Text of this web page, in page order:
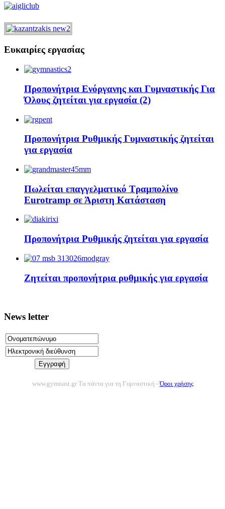
Ευκαιρίες εργασίας
Προπονήτρια Ενόργανης και Γυμναστικής Για
Όλους ζητείται για εργασία (2)
Προπονήτρια Ρυθμικής Γυμναστικής ζητείται
για εργασία
Πωλείται επαγγελματικό Τραμπολίνο
Eurotramp σε Άριστη Κατάσταση
Προπονήτρια Ρυθμικής ζητείται για εργασία
Ζητείται προπονήτρια ρυθμικής για εργασία
News letter
www.gymnast.gr Tα πάντα για τη Γυμναστική -Όροι χρήσης